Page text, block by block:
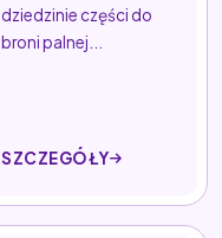
dziedzinie części do
broni palnej...
SZCZEGÓŁY